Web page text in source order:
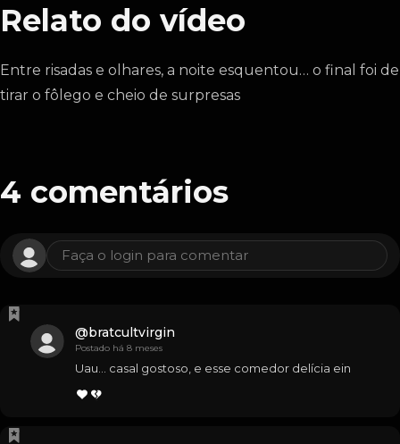
Relato do vídeo
Entre risadas e olhares, a noite esquentou… o final foi de
tirar o fôlego e cheio de surpresas
4 comentários
Faça o login para comentar
@bratcultvirgin
Postado há 8 meses
Uau… casal gostoso, e esse comedor delícia ein